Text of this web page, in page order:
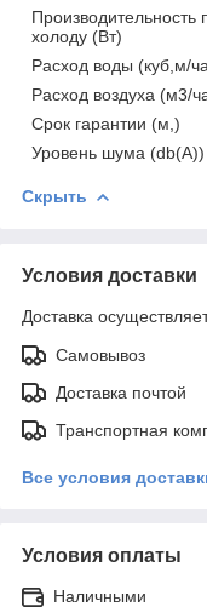
Производительность
холоду (Вт)
Расход воды (куб,м/
Расход воздуха (м3/
Срок гарантии (м,)
Уровень шума (db(A))
Скрыть
Условия доставки
Доставка
Самовывоз
Доставка почтой
Транспортная
Все условия
Условия оплаты
Наличными